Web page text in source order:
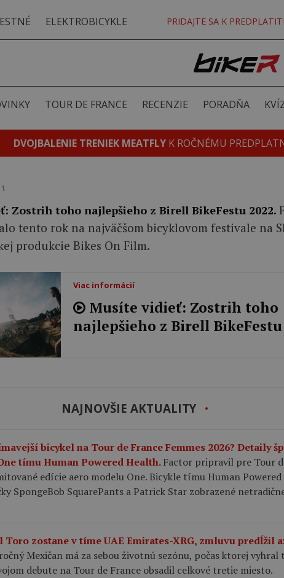
ELEKTROBICYKLE PRIDAJTE SA K
TOUR DE FRANCE RECENZIE PORADŇA
DVOJBALENIE TRENIEK MEATFLY K ROČNÉMU
Zostrih toho najlepšieho z Birell BikeFestu 2022.
tento rok na najväčšom bicyklovom festivale na
produkcie Bikes On Film.
Viac informácií
Musíte vidieť: Zostrih toho
najlepšieho z Birell BikeFestu
NAJNOVŠIE AKTUALITY
bicykel na Tour de France Femmes 2026? Detaily
tímu Human Powered Health.Factor pripravil pre Tour
edície aero modelu One. Bicykle tímu Human
SpongeBob SquarePants a Patrick Star zobrazené
Toro zostane v tíme UAE Emirates-XRG, zmluvu predĺžil
Mexičan má za sebou životnú sezónu, počas ktorej vyhral
debute na Tour de France obsadil celkové tretie miesto.